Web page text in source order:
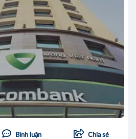
Bình luận Chia sẻ